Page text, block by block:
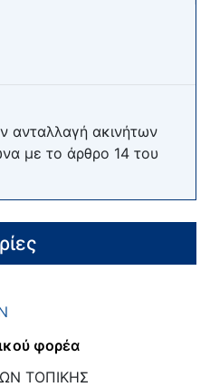
ανταλλαγή ακινήτων
με το άρθρο 14 του
φορέα
ΤΟΠΙΚΗΣ